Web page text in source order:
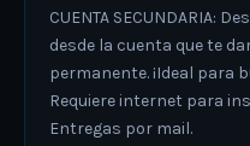
CUENTA SECUNDARIA:
desde la cuenta que te
permanente. ¡Ideal para
Requiere internet para
Entregas por mail.